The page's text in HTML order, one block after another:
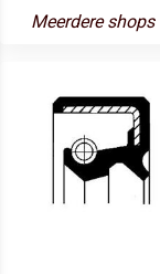
Meerdere shops